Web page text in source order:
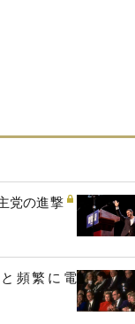
党の進撃
頻繁に電